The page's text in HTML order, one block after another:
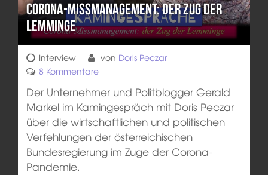
Corona-Missmanagement: der Zug der
Lemminge
Interview von Doris Peczar
8 Kommentare
Der Unternehmer und Politblogger Gerald
Markel im Kamingespräch mit Doris Peczar
über die wirtschaftlichen und politischen
Verfehlungen der österreichischen
Bundesregierung im Zuge der Corona-
Pandemie.